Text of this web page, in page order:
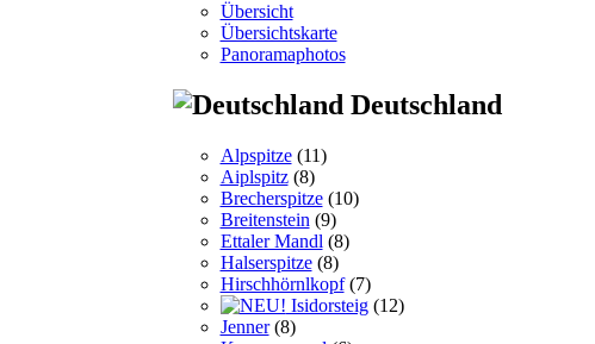
Übersicht
Übersichtskarte
Panoramaphotos
Deutschland
Alpspitze(11)
Aiplspitz(8)
Brecherspitze(10)
Breitenstein (9)
Ettaler Mandl (8)
Halserspitze(8)
Hirschhörnlkopf(7)
Isidorsteig(12)
Jenner(8)